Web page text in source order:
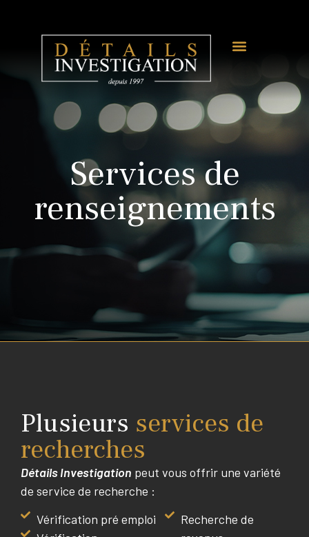
Services de
renseignements
Plusieurs services de
recherches
Détails Investigation peut vous offrir une variété
de service de recherche :
Vérification pré emploi
Recherche de